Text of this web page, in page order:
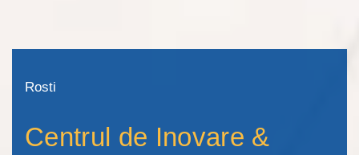
Rosti
Centrul de Inovare &